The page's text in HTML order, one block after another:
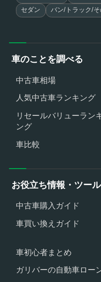
セダン バン/トラック/
車のことを調べる
中古車相場
人気中古車ランキング
リセールバリューラン
ング
車比較
お役立ち情報・ツール
中古車購入ガイド
車買い換えガイド
車初心者まとめ
ガリバーの自動車ロー